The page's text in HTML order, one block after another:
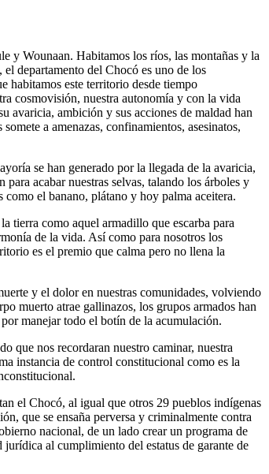
y Wounaan. Habitamos los ríos, las montañas y la
departamento del Chocó es uno de los
habitamos este territorio desde tiempo
cosmovisión, nuestra autonomía y con la vida
avaricia, ambición y sus acciones de maldad han
a amenazas, confinamientos, asesinatos,
se han generado por la llegada de la avaricia,
acabar nuestras selvas, talando los árboles y
el banano, plátano y hoy palma aceitera.
tierra como aquel armadillo que escarba para
de la vida. Así como para nosotros los
es el premio que calma pero no llena la
y el dolor en nuestras comunidades, volviendo
muerto atrae gallinazos, los grupos armados han
manejar todo el botín de la acumulación.
que nos recordaran nuestro caminar, nuestra
instancia de control constitucional como es la
el Chocó, al igual que otros 29 pueblos indígenas
que se ensaña perversa y criminalmente contra
nacional, de un lado crear un programa de
jurídica al cumplimiento del estatus de garante de